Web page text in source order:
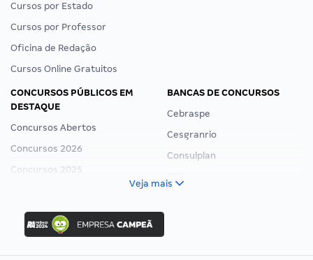
Cursos por Estado
Cursos por Professor
Oficina de Redação
Cursos Online Gratuitos
CONCURSOS PÚBLICOS EM
DESTAQUE
Concursos Abertos
Concursos 2026
Concursos 2025
Concurso Ibama
Concurso MPU
Editais publicados
BANCAS DE CONCURSOS
Cebraspe
Cesgranrio
Consulplan
Veja mais